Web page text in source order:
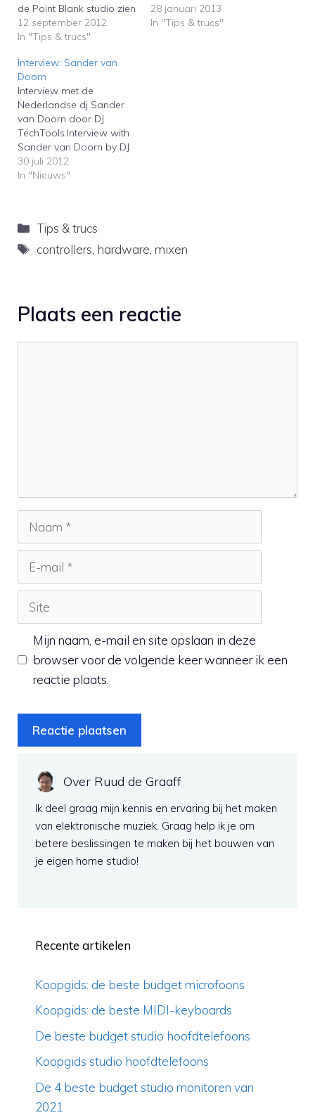
de Point Blank studio zien
hoe je al improviserend
een track kunt maken. Zij
Volgens de
zelfverklaarde autodidact
Robert Owens kan
iedereen zingen en geeft
daarbij en passent nog
wat tips voor…
12 september 2012
In "Tips & trucs"
te leggen hoe hij zijn
beats maakt. In de
28 januari 2013
In "Tips & trucs"
Interview: Sander van
Doorn
Interview met de
Nederlandse dj Sander
van Doorn door DJ
TechTools.Interview with
Sander van Doorn by DJ
TechTools.
30 juli 2012
In "Nieuws"
Categorieën
Tips & trucs
Tags
controllers hardware ,mixen
Plaats een reactie
Naam
Site
Mijn naam, e-mail en site opslaan in deze
browser voor de volgende keer wanneer ik een
reactie plaats.
Over Ruud de Graaff
Ik deel graag mijn kennis en ervaring bij het maken
van elektronische muziek. Graag help ik je om
betere beslissingen te maken bij het bouwen van
je eigen home studio!
Recente artikelen
Koopgids: de beste budget microfoons
Koopgids: de beste MIDI-keyboards
De beste budget studio hoofdtelefoons
Koopgids studio hoofdtelefoons
De 4 beste budget studio monitoren van
2021